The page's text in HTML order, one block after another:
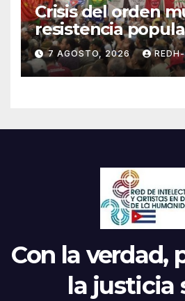
Crisis del orden
resistencia
el inicio de la IV
Continental de
Movimientos en
7 AGOSTO, 2026
Con la verdad,
la justicia